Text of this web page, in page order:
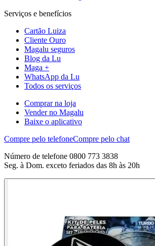
Serviços e benefícios
Cartão Luiza
Cliente Ouro
Magalu seguros
Blog da Lu
Maga +
WhatsApp da Lu
Todos os serviços
Comprar na loja
Vender no Magalu
Baixe o aplicativo
Compre pelo telefoneCompre pelo chat
Número de telefone 0800 773 3838
Seg. à Dom. exceto feriados das 8h às 20h